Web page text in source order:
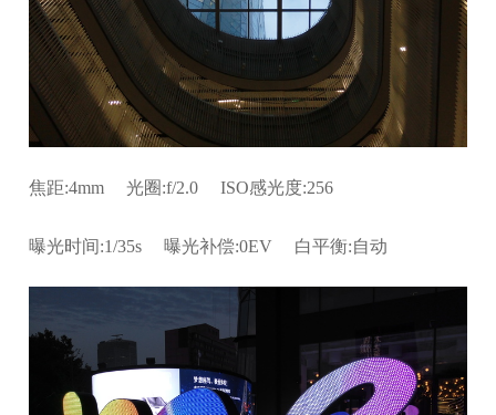
焦距:4mm 光圈:f/2.0 ISO感光度:256
曝光时间:1/35s 曝光补偿:0EV 白平衡:自动